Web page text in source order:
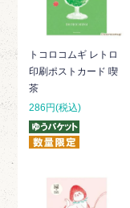
トコロコムギ レトロ
印刷ポストカード 喫
茶
286円(税込)